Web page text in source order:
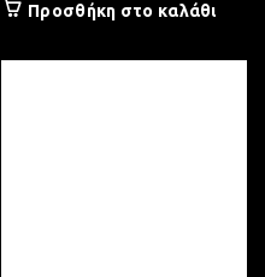
Προσθήκη στο καλάθι